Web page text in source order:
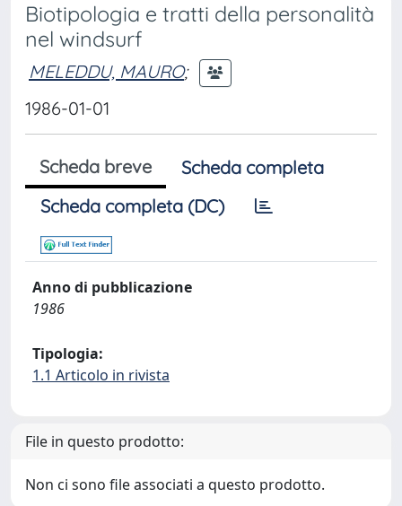
Biotipologia e tratti della personalità
nel windsurf
MELEDDU, MAURO;
1986-01-01
Scheda breve
Scheda completa
Scheda completa (DC)
Anno di pubblicazione
1986
Tipologia:
1.1 Articolo in rivista
File in questo prodotto:
Non ci sono file associati a questo prodotto.